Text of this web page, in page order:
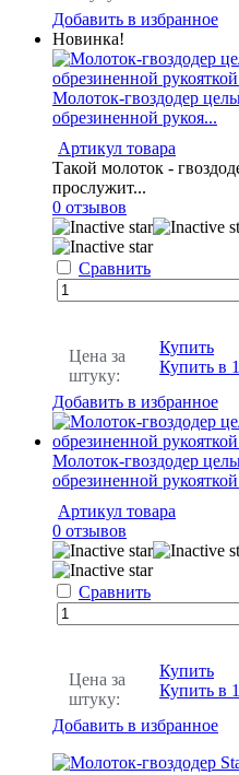
Добавить в избранное
Новинка!
Молоток-гвоздодер
обрезиненной рукоя...
Артикул товара
Такой молоток -
прослужит...
0 отзывов
Сравнить
Цена за
штуку:
Купить
Купить в
Добавить в избранное
Молоток-гвоздодер
обрезиненной
Артикул товара
0 отзывов
Сравнить
Цена за
штуку:
Купить
Купить в
Добавить в избранное